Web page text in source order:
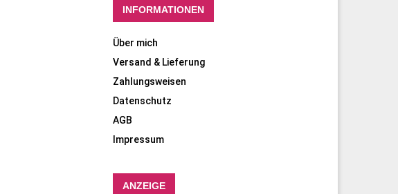
INFORMATIONEN
Über mich
Versand & Lieferung
Zahlungsweisen
Datenschutz
AGB
Impressum
ANZEIGE